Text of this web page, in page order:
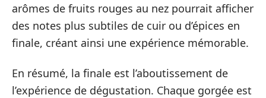
arômes de fruits rouges au nez pourrait afficher
des notes plus subtiles de cuir ou d’épices en
finale, créant ainsi une expérience mémorable.
En résumé, la finale est l’aboutissement de
l’expérience de dégustation. Chaque gorgée est